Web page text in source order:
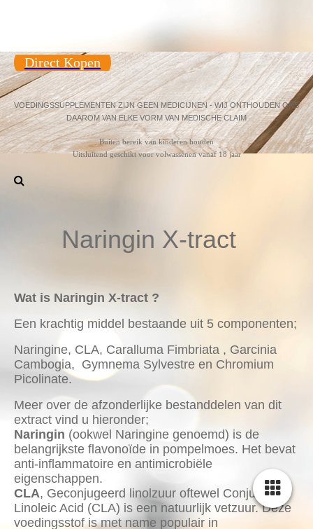
Direct Kopen
VOEDINGSSUPPLEMENTEN ZIJN GEEN MEDICIJNEN - WIJ ONTHOUDEN ONS
DAAROM VAN ELKE VORM VAN MEDISCHE CLAIM
Buiten bereik van kinderen houden
Uitsluitend geschikt voor volwassenen vanaf 18 jaar
Naringin X-tract
Wat is Naringin X-tract ?
Een krachtig middel bestaande uit 5 componenten;
Naringine, CLA, Caralluma Fimbriata , Garcinia
Cambogia, Gymnema Sylvestre en Chromium
Picolinate.
Meer over de afzonderlijke bestanddelen van dit
extract vind u hieronder;
Naringin (ookwel Naringine genoemd) is de
belangrijkste flavonoïde in pompelmoes. Het bevat
anti-inflammatoire en antimicrobiële
eigenschappen.
CLA, Geconjugeerd linolzuur oftewel Conjugated
Linoleic Acid (CLA) is een natuurlijk vetzuur. Deze
voedingsstof is met name populair in